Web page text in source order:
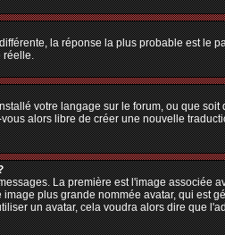
la réponse la plus probable est
réelle.
votre langage sur le forum, ou que
alors libre de créer une nouvelle
La première est l'image
plus grande nommée avatar, qui
un avatar, cela voudra alors dire que